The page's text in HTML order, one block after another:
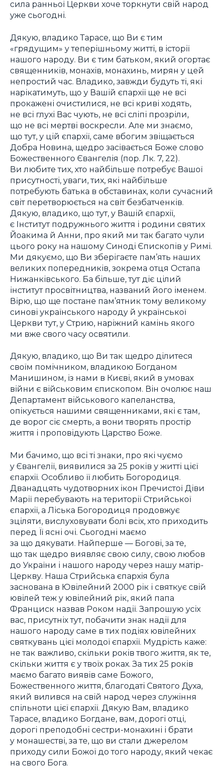
сила ранньої Церкви хоче торкнути свій народ
уже сьогодні.
Дякую, владико Тарасе, що Ви є тим
«грядущим» у теперішньому житті, в історії
нашого народу. Ви є тим батьком, який огортає
священників, монахів, монахинь, мирян у цей
непростий час. Владико, завжди будуть ті, які
нарікатимуть, що у Вашій єпархії ще не всі
прокажені очистилися, не всі криві ходять,
не всі глухі Вас чують, не всі сліпі прозріли,
що не всі мертві воскресли. Але ми знаємо,
що тут, у цій єпархії, саме вбогим звіщається
Добра Новина, щедро засівається Боже слово
Божественного Євангелія (пор. Лк. 7, 22).
Ви любите тих, хто найбільше потребує Вашої
присутності, уваги, тих, які найбільше
потребують батька в обставинах, коли сучасний
світ перетворюється на світ безбатченків.
Дякую, владико, що тут, у Вашій єпархії,
є Інститут подружнього життя і родини святих
Йоакима й Анни, про який ми так багато чули
цього року на нашому Синоді Єпископів у Римі.
Ми дякуємо, що Ви зберігаєте пам’ять наших
великих попередників, зокрема отця Остапа
Нижанківського. Ба більше, тут діє цілий
інститут просвітництва, названий його іменем.
Вірю, що ще постане пам’ятник тому великому
синові українського народу й української
Церкви тут, у Стрию, наріжний камінь якого
ми вже свого часу освятили.
Дякую, владико, що Ви так щедро ділитеся
своїм помічником, владикою Богданом
Манишином, із нами в Києві, який в умовах
війни є військовим єпископом. Він очолює наш
Департамент військового капеланства,
опікується нашими священниками, які є там,
де ворог сіє смерть, а вони творять простір
життя і проповідують Царство Боже.
Ми бачимо, що всі ті знаки, про які чуємо
у Євангелії, виявилися за 25 років у житті цієї
єпархії. Особливо її любить Богородиця.
Дванадцять чудотворних ікон Пречистої Діви
Марії перебувають на території Стрийської
єпархії, а Ліська Богородиця продовжує
зціляти, вислуховувати болі всіх, хто приходить
перед Її ясні очі. Сьогодні маємо
за що дякувати. Найперше — Богові, за те,
що так щедро виявляє свою силу, свою любов
до України і нашого народу через нашу матір-
Церкву. Наша Стрийська єпархія була
заснована в Ювілейний 2000 рік і святкує свій
ювілей теж у ювілейний рік, який папа
Франциск назвав Роком надії. Запрошую усіх
вас, присутніх тут, побачити знак надії для
нашого народу саме в тих подіях ювілейних
святкувань цієї молодої єпархії. Мудрість каже:
не так важливо, скільки років твого життя, як те,
скільки життя є у твоїх роках. За тих 25 років
маємо багато виявів саме Божого,
Божественного життя, благодаті Святого Духа,
який вилився на свій народ через служіння
спільноти цієї єпархії. Дякую Вам, владико
Тарасе, владико Богдане, вам, дорогі отці,
дорогі преподобні сестри-монахині і брати
у монашестві, за те, що ви стали джерелом
приходу сили Божої до того народу, який чекає
на свого Бога.